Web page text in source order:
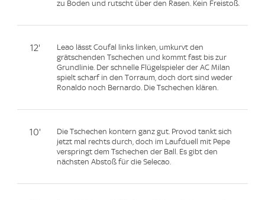
zu Boden und rutscht über den Rasen. Kein Freistoß.
12'
Leao lässt Coufal links linken, umkurvt den
grätschenden Tschechen und kommt fast bis zur
Grundlinie. Der schnelle Flügelspieler der AC Milan
spielt scharf in den Torraum, doch dort sind weder
Ronaldo noch Bernardo. Die Tschechen klären.
10'
Die Tschechen kontern ganz gut. Provod tankt sich
jetzt mal rechts durch, doch im Laufduell mit Pepe
verspringt dem Tschechen der Ball. Es gibt den
nächsten Abstoß für die Selecao.